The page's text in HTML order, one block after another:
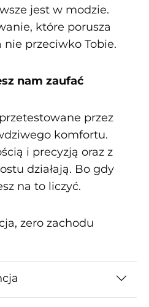
jest w modzie.
które porusza
nie przeciwko Tobie.
nam zaufać
przez
komfortu.
i precyzją oraz z
działają. Bo gdy
na to liczyć.
zero zachodu